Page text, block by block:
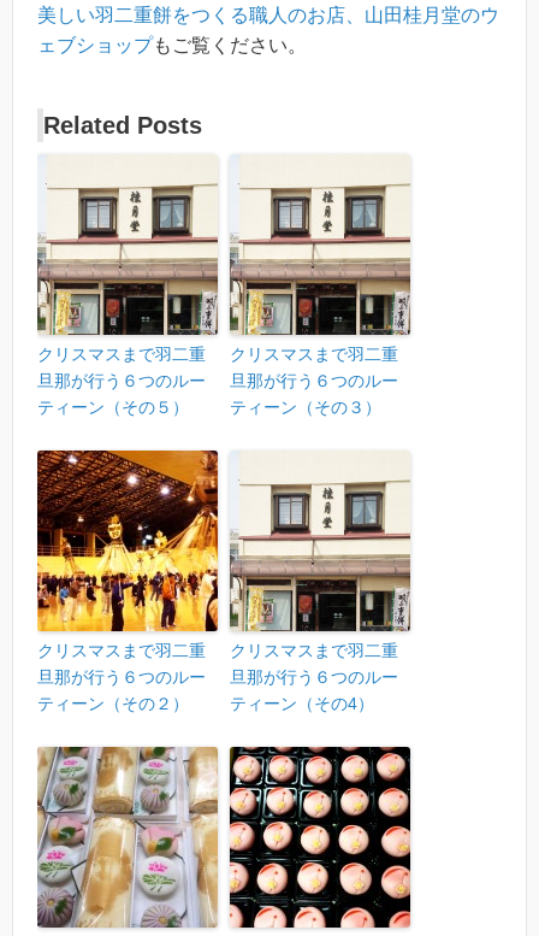
美しい羽二重餅をつくる職人のお店、山田桂月堂のウ
ェブショップもご覧ください。
Related Posts
クリスマスまで羽二重
旦那が行う６つのルー
ティーン（その５）
クリスマスまで羽二重
旦那が行う６つのルー
ティーン（その３）
クリスマスまで羽二重
旦那が行う６つのルー
ティーン（その２）
クリスマスまで羽二重
旦那が行う６つのルー
ティーン（その4）